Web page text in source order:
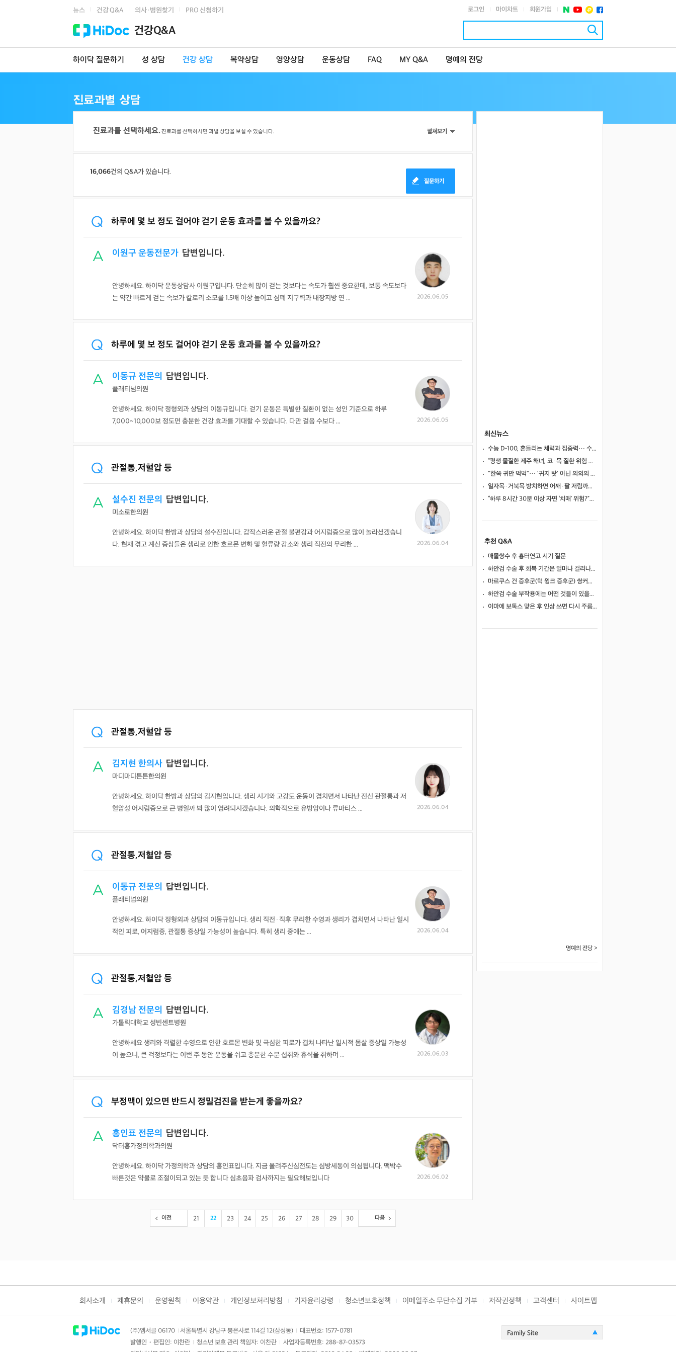
뉴스 건강 Q&A 의사·병원찾기 PRO 신청하기 로그인 마이차트 회원가입
건강Q&A
하이닥 질문하기 성 상담 건강 상담 복약상담 영양상담 운동상담 FAQ MY Q&A 명예의 전당
진료과를 선택하세요. 진료과를 선택하시면 과별 상담을 보실 수 있습니다. 펼쳐보기
16,066건의 Q&A가 있습니다.
질문하기
하루에 몇 보 정도 걸어야 걷기 운동 효과를 볼 수 있을까요?
이원구 운동전문가 답변입니다.
2026.06.05
안녕하세요. 하이닥 운동상담사 이원구입니다. 단순히 많이 걷는 것보다는 속도가 훨씬 중요한데, 보통 속도보다
는 약간 빠르게 걷는 속보가 칼로리 소모를 1.5배 이상 높이고 심폐 지구력과 내장지방 연 ...
하루에 몇 보 정도 걸어야 걷기 운동 효과를 볼 수 있을까요?
이동규 전문의 답변입니다.
플래티넘의원
2026.06.05
안녕하세요. 하이닥 정형외과 상담의 이동규입니다. 걷기 운동은 특별한 질환이 없는 성인 기준으로 하루
7,000~10,000보 정도면 충분한 건강 효과를 기대할 수 있습니다. 다만 걸음 수보다 ...
관절통,저혈압 등
설수진 전문의 답변입니다.
미소로한의원
2026.06.04
안녕하세요. 하이닥 한방과 상담의 설수진입니다. 갑작스러운 관절 불편감과 어지럼증으로 많이 놀라셨겠습니
다. 현재 겪고 계신 증상들은 생리로 인한 호르몬 변화 및 혈류량 감소와 생리 직전의 무리한 ...
관절통,저혈압 등
김지현 한의사 답변입니다.
마디마디튼튼한의원
2026.06.04
안녕하세요. 하이닥 한방과 상담의 김지현입니다. 생리 시기와 고강도 운동이 겹치면서 나타난 전신 관절통과 저
혈압성 어지럼증으로 큰 병일까 봐 많이 염려되시겠습니다. 의학적으로 유방암이나 류마티스 ...
관절통,저혈압 등
이동규 전문의 답변입니다.
플래티넘의원
2026.06.04
안녕하세요. 하이닥 정형외과 상담의 이동규입니다. 생리 직전·직후 무리한 수영과 생리가 겹치면서 나타난 일시
적인 피로, 어지럼증, 관절통 증상일 가능성이 높습니다. 특히 생리 중에는 ...
관절통,저혈압 등
김경남 전문의 답변입니다.
가톨릭대학교 성빈센트병원
2026.06.03
안녕하세요 생리와 격렬한 수영으로 인한 호르몬 변화 및 극심한 피로가 겹쳐 나타난 일시적 몸살 증상일 가능성
이 높으니, 큰 걱정보다는 이번 주 동안 운동을 쉬고 충분한 수분 섭취와 휴식을 취하며 ...
부정맥이 있으면 반드시 정밀검진을 받는게 좋을까요?
홍인표 전문의 답변입니다.
닥터홍가정의학과의원
2026.06.02
안녕하세요. 하이닥 가정의학과 상담의 홍인표입니다. 지금 올려주신심전도는 심방세동이 의심됩니다. 맥박수
빠른것은 약물로 조절이되고 있는 듯 합니다 심초음파 검사까지는 필요해보입니다
이전 21 22 23 24 25 26 27 28 29 30 다음
최신뉴스
수능 D-100, 흔들리는 체력과 집중력… 수험생 영양 관리 어떻게 할까
“평생 물질한 제주 해녀, 코·목 질환 위험 높았다”… 10년 추적 연구 결과
"한쪽 귀만 먹먹"… '귀지 탓' 아닌 의외의 원인 4가지
일자목·거북목 방치하면 어깨·팔 저림까지…초기 관리가 중요한 이유
“하루 8시간 30분 이상 자면 ‘치매’ 위험?”… 혈액 속 알츠하이머 단백질 늘었다
추천 Q&A
매몰쌍수 후 흉터연고 시기 질문
하안검 수술 후 회복 기간은 얼마나 걸리나요?
마르쿠스 건 증후군(턱 윙크 증후군) 쌍커풀 수술 가능 여부
하안검 수술 부작용에는 어떤 것들이 있을까요?
이마에 보톡스 맞은 후 인상 쓰면 다시 주름이 생길까요?
명예의 전당 >
회사소개 제휴문의 운영원칙 이용약관 개인정보처리방침 기자윤리강령 청소년보호정책 이메일주소 무단수집 거부 저작권정책 고객센터 사이트맵
(주)엠서클 06170 서울특별시 강남구 봉은사로 114길 12(삼성동)
대표번호: 1577-0781
발행인・편집인: 이찬란
청소년 보호 관리 책임자: 이찬란
사업자등록번호: 288-87-03573
Family Site